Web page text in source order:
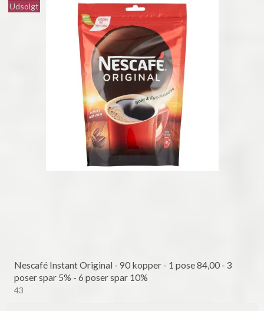
Udsolgt
Nescafé Instant Original - 90 kopper - 1 pose 84,00 - 3
poser spar 5% - 6 poser spar 10%
43